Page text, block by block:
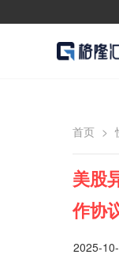
首页 >
美股
作协
2025-